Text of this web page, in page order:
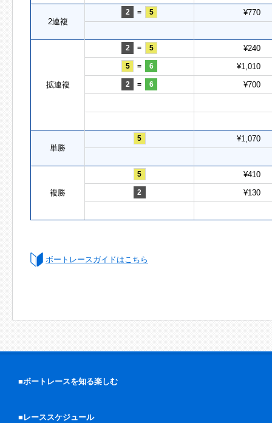
2連複
2 = 5 ¥770
拡連複
2 = 5 ¥240
5 = 6 ¥1,010
2 = 6 ¥700
単勝
5 ¥1,070
複勝
5 ¥410
2 ¥130
ボートレースガイドはこちら
■ボートレースを知る楽しむ
■レーススケジュール